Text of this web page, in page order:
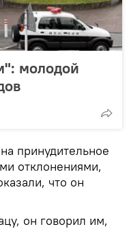
молодой
принудительное
отклонениями,
что он
он говорил им,